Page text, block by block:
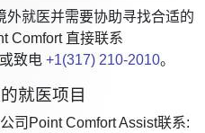
就医并需要协助寻找合适的
Comfort 直接联系
或致电 +1(317) 210-2010。
就医项目
司Point Comfort Assist联系: